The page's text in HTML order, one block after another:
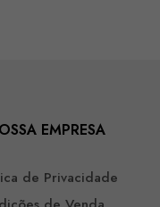
EMPRESA
de Privacidade